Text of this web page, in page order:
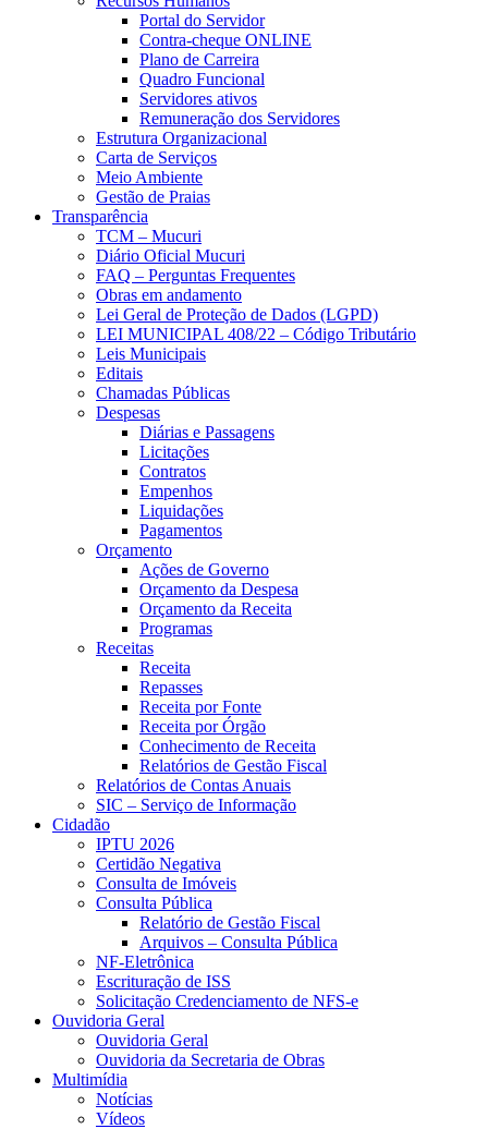
Portal do Servidor
Contra-cheque ONLINE
Plano de Carreira
Quadro Funcional
Servidores ativos
Remuneração dos Servidores
Estrutura Organizacional
Carta de Serviços
Meio Ambiente
Gestão de Praias
Transparência
TCM – Mucuri
Diário Oficial Mucuri
FAQ – Perguntas Frequentes
Obras em andamento
Lei Geral de Proteção de Dados (LGPD)
LEI MUNICIPAL 408/22 – Código Tributário
Leis Municipais
Editais
Chamadas Públicas
Despesas
Diárias e Passagens
Licitações
Contratos
Empenhos
Liquidações
Pagamentos
Orçamento
Ações de Governo
Orçamento da Despesa
Orçamento da Receita
Programas
Receitas
Receita
Repasses
Receita por Fonte
Receita por Órgão
Conhecimento de Receita
Relatórios de Gestão Fiscal
Relatórios de Contas Anuais
SIC – Serviço de Informação
Cidadão
IPTU 2026
Certidão Negativa
Consulta de Imóveis
Consulta Pública
Relatório de Gestão Fiscal
Arquivos – Consulta Pública
NF-Eletrônica
Escrituração de ISS
Solicitação Credenciamento de NFS-e
Ouvidoria Geral
Ouvidoria Geral
Ouvidoria da Secretaria de Obras
Multimídia
Notícias
Vídeos